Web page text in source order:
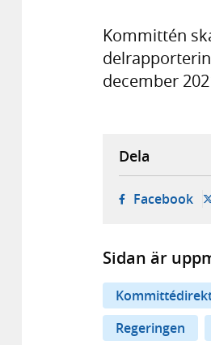
Kommittén
december
Dela
Facebook-
Sidan är
Regeringen